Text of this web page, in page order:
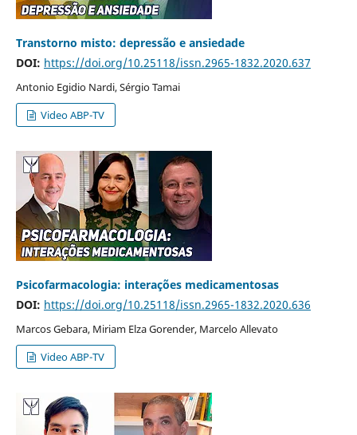
Transtorno misto: depressão e ansiedade
DOI: https://doi.org/10.25118/issn.2965-1832.2020.637
Antonio Egidio Nardi, Sérgio Tamai
Video ABP-TV
Psicofarmacologia: interações medicamentosas
DOI: https://doi.org/10.25118/issn.2965-1832.2020.636
Marcos Gebara, Miriam Elza Gorender, Marcelo Allevato
Video ABP-TV